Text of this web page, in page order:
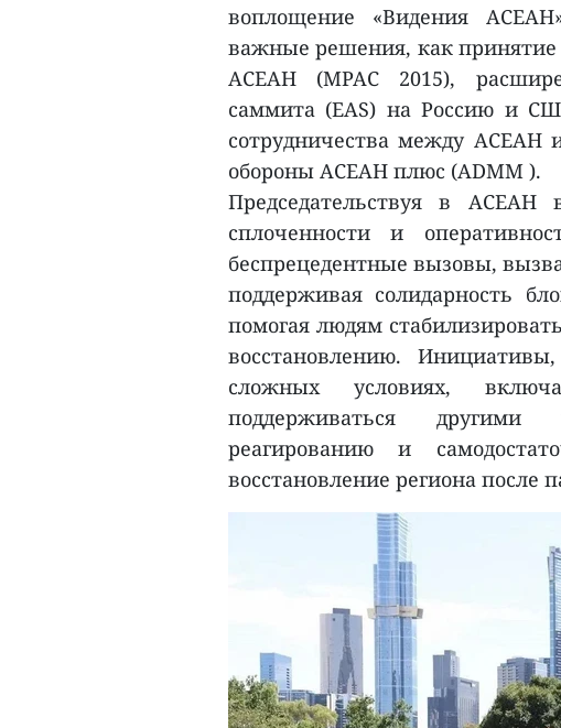
воплощение «Видения
важные решения, как принятие
АСЕАН (MPAC 2015),
саммита (EAS) на Россию и
сотрудничества между АСЕАН
обороны АСЕАН плюс (ADMM ).
Председательствуя в АСЕАН
сплоченности и
беспрецедентные вызовы,
поддерживая солидарность
помогая людям
восстановлению.
сложных условиях,
поддерживаться другими
реагированию и
восстановление региона после